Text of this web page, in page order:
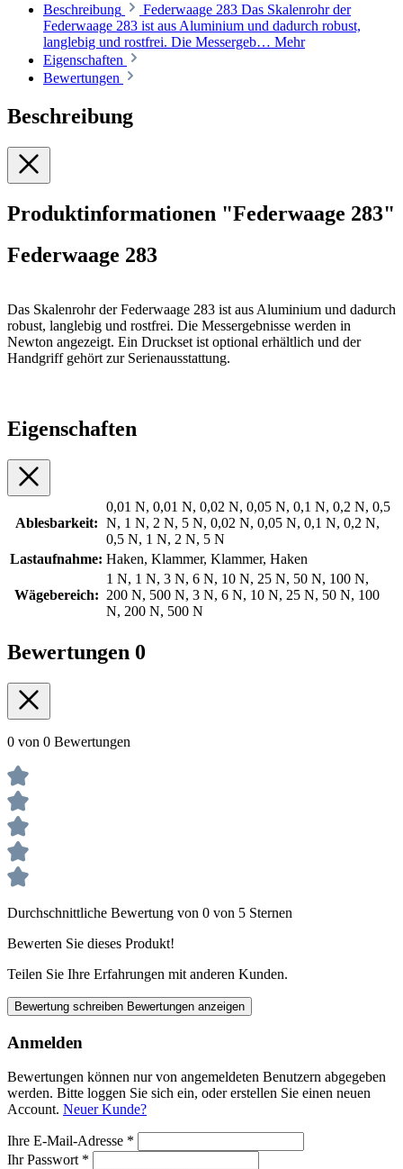
Beschreibung
Federwaage 283 Das Skalenrohr der
Federwaage 283 ist aus Aluminium und dadurch robust,
langlebig und rostfrei. Die Messergeb… Mehr
Eigenschaften
Bewertungen
Beschreibung
Produktinformationen "Federwaage 283"
Federwaage 283
Das Skalenrohr der Federwaage 283 ist aus Aluminium und dadurch
robust, langlebig und rostfrei. Die Messergebnisse werden in
Newton angezeigt. Ein Druckset ist optional erhältlich und der
Handgriff gehört zur Serienausstattung.
Eigenschaften
Ablesbarkeit:
0,01 N, 0,01 N, 0,02 N, 0,05 N, 0,1 N, 0,2 N, 0,5
N, 1 N, 2 N, 5 N, 0,02 N, 0,05 N, 0,1 N, 0,2 N,
0,5 N, 1 N, 2 N, 5 N
Lastaufnahme: Haken, Klammer, Klammer, Haken
Wägebereich:
1 N, 1 N, 3 N, 6 N, 10 N, 25 N, 50 N, 100 N,
200 N, 500 N, 3 N, 6 N, 10 N, 25 N, 50 N, 100
N, 200 N, 500 N
Bewertungen 0
0 von 0 Bewertungen
Durchschnittliche Bewertung von 0 von 5 Sternen
Bewerten Sie dieses Produkt!
Teilen Sie Ihre Erfahrungen mit anderen Kunden.
Bewertung schreiben Bewertungen anzeigen
Anmelden
Bewertungen können nur von angemeldeten Benutzern abgegeben
werden. Bitte loggen Sie sich ein, oder erstellen Sie einen neuen
Account. Neuer Kunde?
Ihre E-Mail-Adresse *
Ihr Passwort *